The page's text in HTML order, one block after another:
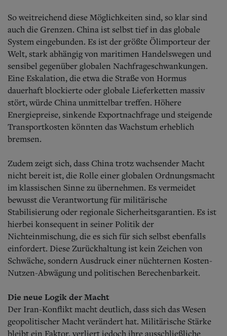
So weitreichend diese Möglichkeiten sind, so klar sind
auch die Grenzen. China ist selbst tief in das globale
System eingebunden. Es ist der größte Ölimporteur der
Welt, stark abhängig von maritimen Handelswegen und
sensibel gegenüber globalen Nachfrageschwankungen.
Eine Eskalation, die etwa die Straße von Hormus
dauerhaft blockierte oder globale Lieferketten massiv
stört, würde China unmittelbar treffen. Höhere
Energiepreise, sinkende Exportnachfrage und steigende
Transportkosten könnten das Wachstum erheblich
bremsen.
Zudem zeigt sich, dass China trotz wachsender Macht
nicht bereit ist, die Rolle einer globalen Ordnungsmacht
im klassischen Sinne zu übernehmen. Es vermeidet
bewusst die Verantwortung für militärische
Stabilisierung oder regionale Sicherheitsgarantien. Es ist
hierbei konsequent in seiner Politik der
Nichteinmischung, die es sich für sich selbst ebenfalls
einfordert. Diese Zurückhaltung ist kein Zeichen von
Schwäche, sondern Ausdruck einer nüchternen Kosten-
Nutzen-Abwägung und politischen Berechenbarkeit.
Die neue Logik der Macht
Der Iran-Konflikt macht deutlich, dass sich das Wesen
geopolitischer Macht verändert hat. Militärische Stärke
bleibt ein Faktor, verliert jedoch ihre ausschließliche